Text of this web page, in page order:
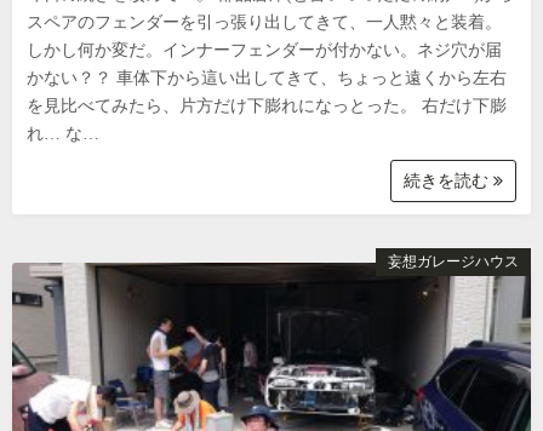
スペアのフェンダーを引っ張り出してきて、一人黙々と装着。
しかし何か変だ。インナーフェンダーが付かない。ネジ穴が届
かない？？ 車体下から這い出してきて、ちょっと遠くから左右
を見比べてみたら、片方だけ下膨れになっとった。 右だけ下膨
れ… な…
続きを読む
妄想ガレージハウス